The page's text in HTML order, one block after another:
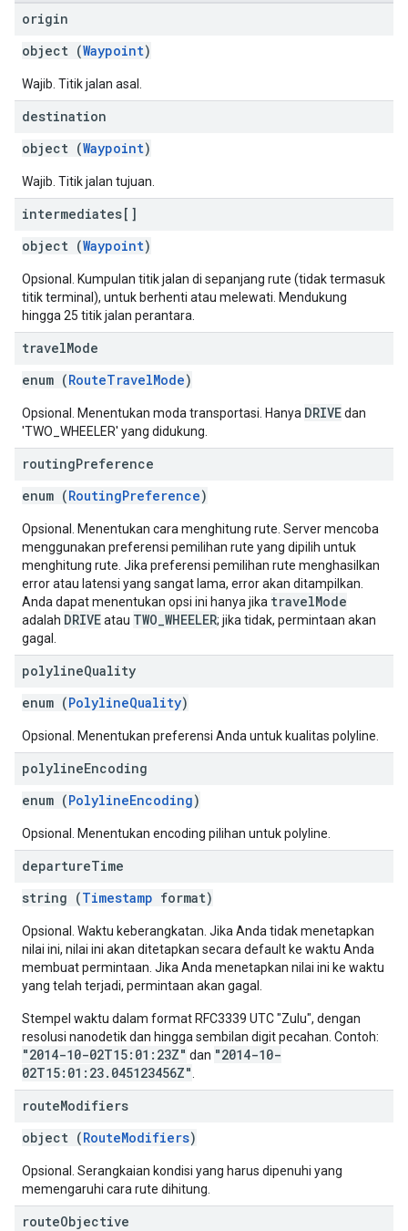
origin
object (Waypoint)
Wajib. Titik jalan asal.
destination
object (Waypoint)
Wajib. Titik jalan tujuan.
intermediates[]
object (Waypoint)
Opsional. Kumpulan titik jalan di sepanjang rute (tidak termasuk
titik terminal), untuk berhenti atau melewati. Mendukung
hingga 25 titik jalan perantara.
travelMode
enum (RouteTravelMode)
Opsional. Menentukan moda transportasi. Hanya DRIVEdan
'TWO_WHEELER' yang didukung.
routingPreference
enum (RoutingPreference)
Opsional. Menentukan cara menghitung rute. Server mencoba
menggunakan preferensi pemilihan rute yang dipilih untuk
menghitung rute. Jika preferensi pemilihan rute menghasilkan
error atau latensi yang sangat lama, error akan ditampilkan.
Anda dapat menentukan opsi ini hanya jika travelMode
adalah DRIVEatau TWO_WHEELER; jika tidak, permintaan akan
gagal.
polylineQuality
enum (PolylineQuality)
Opsional. Menentukan preferensi Anda untuk kualitas polyline.
polylineEncoding
enum (PolylineEncoding)
Opsional. Menentukan encoding pilihan untuk polyline.
departureTime
string (Timestamp format)
Opsional. Waktu keberangkatan. Jika Anda tidak menetapkan
nilai ini, nilai ini akan ditetapkan secara default ke waktu Anda
membuat permintaan. Jika Anda menetapkan nilai ini ke waktu
yang telah terjadi, permintaan akan gagal.
Stempel waktu dalam format RFC3339 UTC "Zulu", dengan
resolusi nanodetik dan hingga sembilan digit pecahan. Contoh:
"2014-10-02T15:01:23Z" dan "2014-10-
02T15:01:23.045123456Z"
routeModifiers
object (RouteModifiers)
Opsional. Serangkaian kondisi yang harus dipenuhi yang
memengaruhi cara rute dihitung.
routeObjective